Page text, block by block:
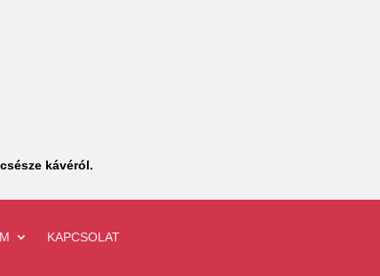
kávéról.
KAPCSOLAT